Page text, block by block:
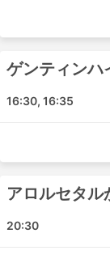
種類によって異
購入すれば、普
バスで旅す
メリット
電車や飛
が最適で
電車や飛行
りません
しく、例
ゲンティンハ
16:30, 16:35
アロルセタ
20:30